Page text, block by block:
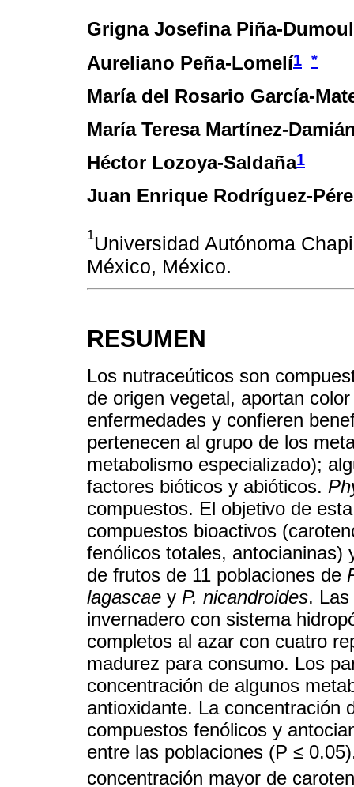
Grigna Josefina Piña-
Aureliano Peña-Lomelí1 *
María del Rosario García-
María Teresa Martínez-
Héctor Lozoya-Saldaña1
Juan Enrique Rodríguez-
1Universidad Autónoma
México, México.
RESUMEN
Los nutraceúticos son
de origen vegetal, aportan
enfermedades y confieren
pertenecen al grupo de los
metabolismo especializado);
factores bióticos y abióticos.
compuestos. El objetivo de
compuestos bioactivos
fenólicos totales, antocianinas)
de frutos de 11 poblaciones de
lagascae y P. nicandroides.
invernadero con sistema
completos al azar con cuatro
madurez para consumo. Los
concentración de algunos
antioxidante. La concentración
compuestos fenólicos y
entre las poblaciones (P ≤
concentración mayor de